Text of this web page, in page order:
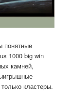
понятные
1000 big win
камней,
кластеры.